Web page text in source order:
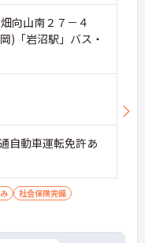
向山南２７－４
)「岩沼駅」バス・
自動車運転免許あ
社会保険完備